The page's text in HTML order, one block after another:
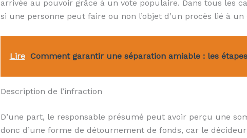
arrivée au pouvoir grâce à un vote populaire. Dans tous les
si une personne peut faire ou non l’objet d’un procès lié à
Lire Comment garantir une séparation amiable : les
Description de l’infraction
D’une part, le responsable présumé peut avoir perçu une
donc d’une forme de détournement de fonds, car le